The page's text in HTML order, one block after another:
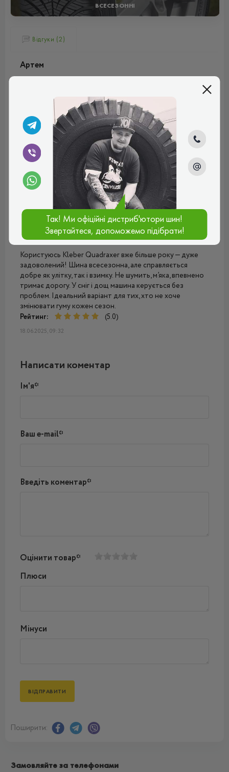
ВСЕСЕЗОННІ
Відгуки (2)
Артем
Машина в основному для домашніх поїздок, переважно
коротких та в різних умовах. Помітна різниця в
керованості в суху спекотну погоду в порівнянні з
літніми шинами, менш точне проходження поворотів,
але це компенсується з лишком, коли температура
падає або йде дощ. Дуже тихий та плавний хід у будь-
яких умовах. Добре відводять воду у калюжах. Здатність
гальмувати на снігу та безпечно спускатися зі схилу – це
величезний стимул для впевненості. Мені поки що все
підходить.
(5.0)
07.11.2025, 17:32
Дмитро
Користуюсь Kleber Quadraxer вже більше року — дуже
задоволений! Шина всесезонна, але справляється
добре як улітку, так і взимку. Не шумить, м’яка, впевнено
тримає дорогу. У сніг і дощ машина керується без
проблем. Ідеальний варіант для тих, хто не хоче
змінювати гуму кожен сезон.
Рейтинг:
(5.0)
18.06.2025, 09:32
Написати коментар
Ім'я*
Ваш e-mail*
Введіть коментар*
Оцінити товар*
Плюси
Мінуси
Поширити:
Замовляйте за телефонами
Так! Ми офіційні дистриб'ютори шин!
Звертайтеся, допоможемо підібрати!